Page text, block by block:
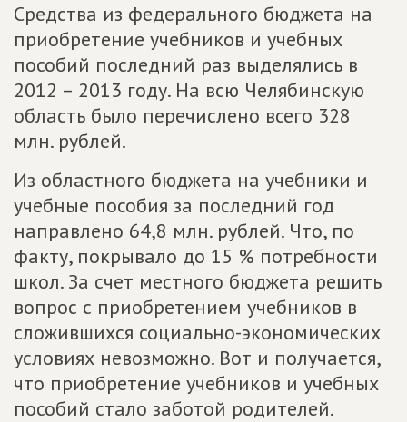
Средства из федерального бюджета на
приобретение учебников и учебных
пособий последний раз выделялись в
2012 – 2013 году. На всю Челябинскую
область было перечислено всего 328
млн. рублей.
Из областного бюджета на учебники и
учебные пособия за последний год
направлено 64,8 млн. рублей. Что, по
факту, покрывало до 15 % потребности
школ. За счет местного бюджета решить
вопрос с приобретением учебников в
сложившихся социально-экономических
условиях невозможно. Вот и получается,
что приобретение учебников и учебных
пособий стало заботой родителей.